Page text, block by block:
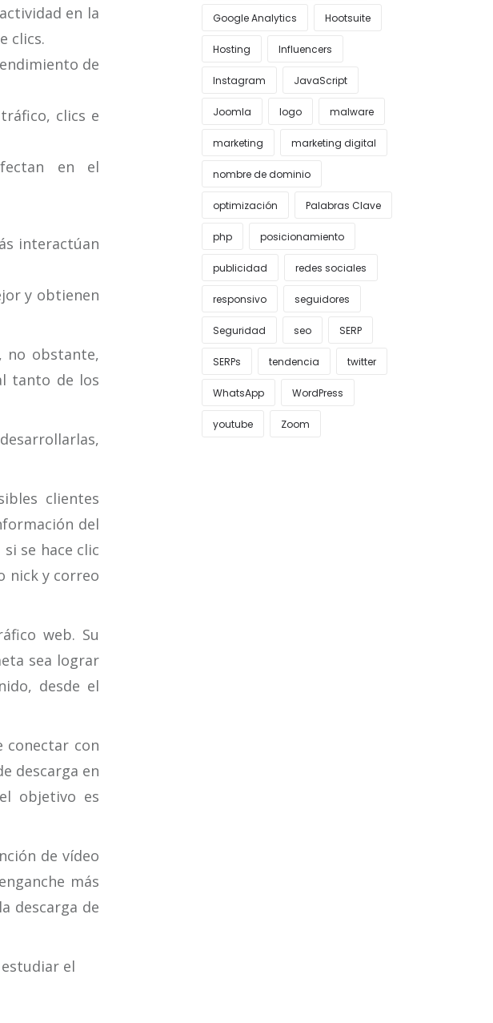
en la
clics.
de
clics e
en el
interactúan
y obtienen
no obstante,
tanto de los
clientes
del
se hace clic
nick y correo
web. Su
sea lograr
desde el
conectar con
descarga en
objetivo es
de vídeo
más
descarga de
el
Google Analytics Hootsuite
Hosting Influencers
Instagram JavaScript
Joomla logo malware
marketing marketing digital
nombre de dominio
optimización Palabras Clave
php posicionamiento
publicidad redes sociales
responsivo seguidores
Seguridad seo SERP
SERPs tendencia twitter
WhatsApp WordPress
youtube Zoom